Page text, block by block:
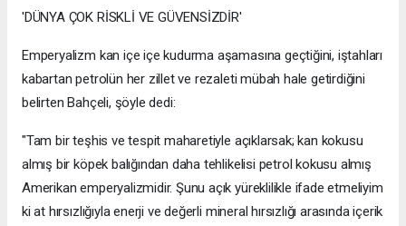
'DÜNYA ÇOK RİSKLİ VE GÜVENSİZDİR'
Emperyalizm kan içe içe kudurma aşamasına geçtiğini, iştahları
kabartan petrolün her zillet ve rezaleti mübah hale getirdiğini
belirten Bahçeli, şöyle dedi:
"Tam bir teşhis ve tespit maharetiyle açıklarsak; kan kokusu
almış bir köpek balığından daha tehlikelisi petrol kokusu almış
Amerikan emperyalizmidir. Şunu açık yüreklilikle ifade etmeliyim
ki at hırsızlığıyla enerji ve değerli mineral hırsızlığı arasında içerik